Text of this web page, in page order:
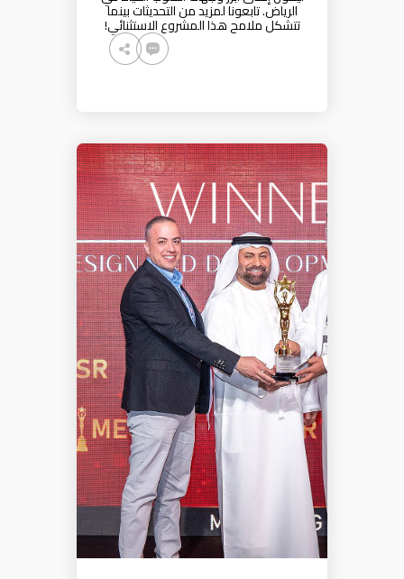
الرياض. تابعونا لمزيد من التحديثات بينما
تتشكل ملامح هذا المشروع الاستثنائي!